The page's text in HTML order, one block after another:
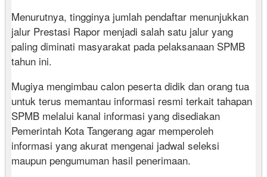
Menurutnya, tingginya jumlah pendaftar menunjukkan
jalur Prestasi Rapor menjadi salah satu jalur yang
paling diminati masyarakat pada pelaksanaan SPMB
tahun ini.
Mugiya mengimbau calon peserta didik dan orang tua
untuk terus memantau informasi resmi terkait tahapan
SPMB melalui kanal informasi yang disediakan
Pemerintah Kota Tangerang agar memperoleh
informasi yang akurat mengenai jadwal seleksi
maupun pengumuman hasil penerimaan.